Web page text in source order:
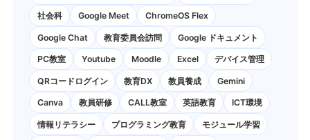
社会科 Google Meet ChromeOS Flex
Google Chat 教育委員会訪問 Google ドキュメント
PC教室 Youtube Moodle Excel デバイス管理
QRコードログイン 教育DX 教員養成 Gemini
Canva 教員研修 CALL教室 英語教育 ICT環境
情報リテラシー プログラミング教育 モジュール学習